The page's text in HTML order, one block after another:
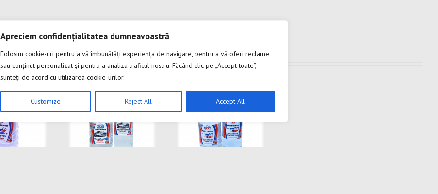
Apreciem confidențialitatea dumneavoastră
Folosim cookie-uri pentru a vă îmbunătăți experiența de navigare, pentru a vă oferi reclame
sau conținut personalizat și pentru a analiza traficul nostru. Făcând clic pe „Accept toate”,
sunteți de acord cu utilizarea cookie-urilor.
Customize Reject All Accept All
DILUANT D506 Diluant D509